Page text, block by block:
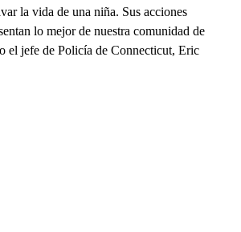
la vida de una niña. Sus acciones
lo mejor de nuestra comunidad de
el jefe de Policía de Connecticut, Eric